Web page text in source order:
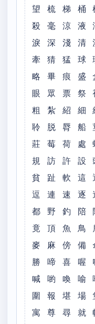
望 梳 梯 桶
殺 毫 涼 液
淚 深 淺 清
牽 猜 猛 球
略 畢 痕 盛
眼 眾 票 祭
粗 紮 紹 細
聆 脱 脣 船
莊 莓 荷 處
規 訪 許 設
貧 趾 軟 這
逗 連 速 逐
都 野 釣 陪
竟 頂 魚 鳥
麥 麻 傍 備
勝 啼 喜 喔
喊 喲 喚 喻
圍 報 堪 場
寓 尊 尋 就